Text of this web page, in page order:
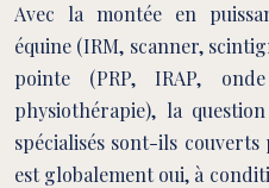
Avec la montée en
équine (IRM, scanner,
pointe (PRP, IRAP,
physiothérapie), la
spécialisés sont-ils
est globalement oui, à